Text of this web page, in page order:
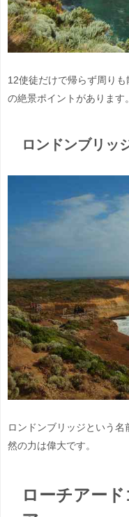
12使徒だけで帰らず周りも
の絶景ポイントがあります。
ロンドンブリッ
ロンドンブリッジという
然の力は偉大です。
ローチアー